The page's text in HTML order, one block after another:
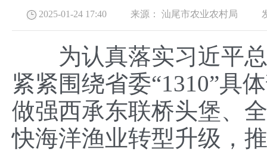
2025-01-24 17:40 来源： 汕尾市农业农村局 发
为认真落实习近平总
紧紧围绕省委“1310”具
做强西承东联桥头堡、
快海洋渔业转型升级，